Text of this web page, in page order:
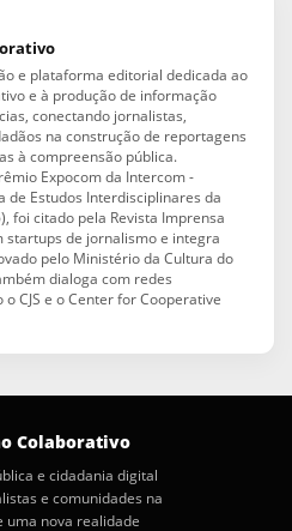
e plataforma editorial dedicada ao
e à produção de informação
conectando jornalistas,
na construção de reportagens
à compreensão pública.
Expocom da Intercom -
de Estudos Interdisciplinares da
foi citado pela Revista Imprensa
startups de jornalismo e integra
pelo Ministério da Cultura do
dialoga com redes
CJS e o Center for Cooperative
Colaborativo
e cidadania digital
e comunidades na
uma nova realidade